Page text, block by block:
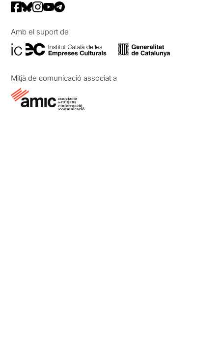
Amb el suport de
Mitjà de comunicació associat a